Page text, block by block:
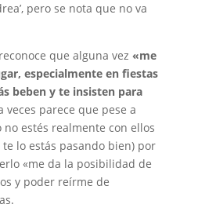
pero se nota que no va
que alguna vez «me
especialmente en fiestas
beben y te insisten para
veces parece que pese a
estés realmente con ellos
lo estás pasando bien) por
«me da la posibilidad de
y poder reírme de